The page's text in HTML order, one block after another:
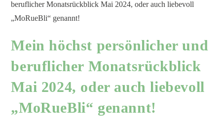
Mein höchst persönlicher und
beruflicher Monatsrückblick
Mai 2024, oder auch liebevoll
„MoRueBli“ genannt!